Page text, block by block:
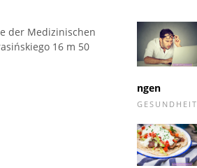
der Medizinischen
16 m 50
ngen
GESUNDHEIT